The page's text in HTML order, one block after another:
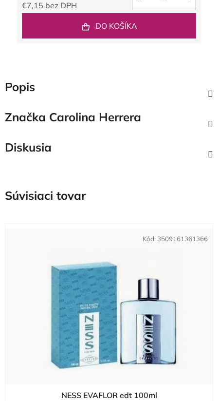
€7,15 bez DPH
DO KOŠÍKA
Popis
Značka Carolina Herrera
Diskusia
Súvisiaci tovar
NESS EVAFLOR edt 100ml
Kód: 3509161361366